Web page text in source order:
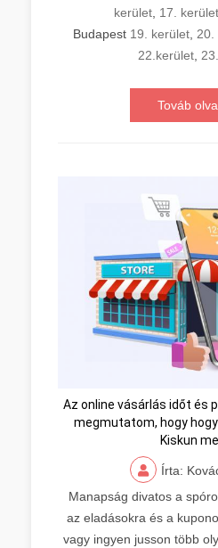
kerület, 17. kerület
Budapest 19. kerület, 20.
22.kerület
Továb
Az online vásárlás időt és
megmutatom, hogy
Kiskun
Írta:
Manapság divatos a
az eladásokra és a
vagy ingyen jusson több